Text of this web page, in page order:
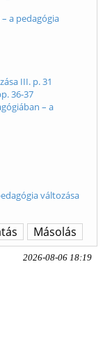
a pedagógia
III. p. 31
36-37
– a
változása
Másolás
2026-08-06 18:19